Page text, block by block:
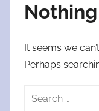
It seems we
Perhaps
Search